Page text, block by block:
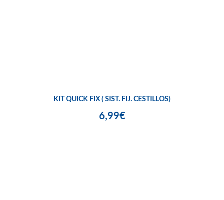
KIT QUICK FIX ( SIST. FIJ. CESTILLOS)
6,99€